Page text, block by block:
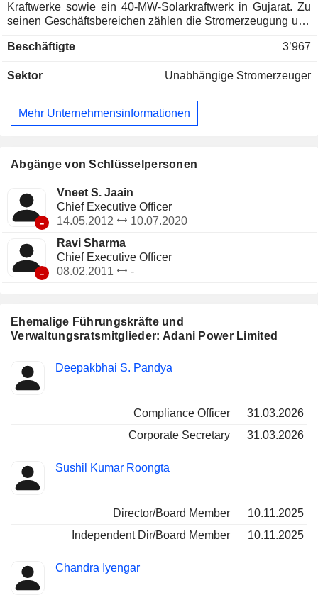
Ehemalige Führungskräfte und
Verwaltungsratsmitglieder: Adani Power Limited
Insider
Besetzte
Positionen
Deepakbhai S. Pandya
Compliance Officer
31.03.2026
Corporate Secretary
31.03.2026
Sushil Kumar Roongta
Director/Board Member
10.11.2025
Independent Dir/Board Member
10.11.2025
Chandra Iyengar
Kraftwerke sowie ein 40-MW-Solarkraftwerk in Gujarat. Zu
seinen Geschäftsbereichen zählen die Stromerzeugung und
und sonstige Aktivitäten. Das Unternehmen verkauft den aus
Kombination aus langfristigen Stromabnahmeverträgen
mittelfristigen PPAs, kurzfristigen PPAs sowie auf
Spotmarktbasis. Seine Kraftwerke befinden sich an
Karnataka; Raipur, Chhattisgarh; Raigarh, Chhattisgarh;
Erweiterung); Singrauli, Madhya Pradesh, sowie Bitta,
Gujarat. Das Kraftwerk in Udupi wird mit importierter Kohle
betrieben und verfügt über eine Leistung von etwa 1,2
Gigawatt (GW).
Beschäftigte 3’967
Sektor Unabhängige Stromerzeuger
Mehr Unternehmensinformationen
Abgänge von Schlüsselpersonen
-
Vneet S. Jaain
Chief Executive Officer
14.05.2012
10.07.2020
-
Ravi Sharma
Chief Executive Officer
08.02.2011
-